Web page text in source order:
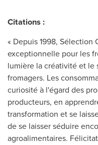
Citations :
« Depuis 1998,
exceptionnelle pour les
lumière la créativité et le
fromagers. Les
curiosité à l'égard des
producteurs, en
transformation et se
de se laisser séduire
agroalimentaires.